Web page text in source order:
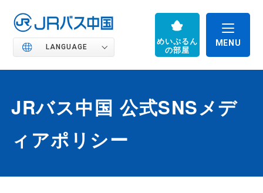
LANGUAGE
めいぷるん
の部屋
JRバス中国の魅力
JRバス中国 公式SNSメデ
ィアポリシー